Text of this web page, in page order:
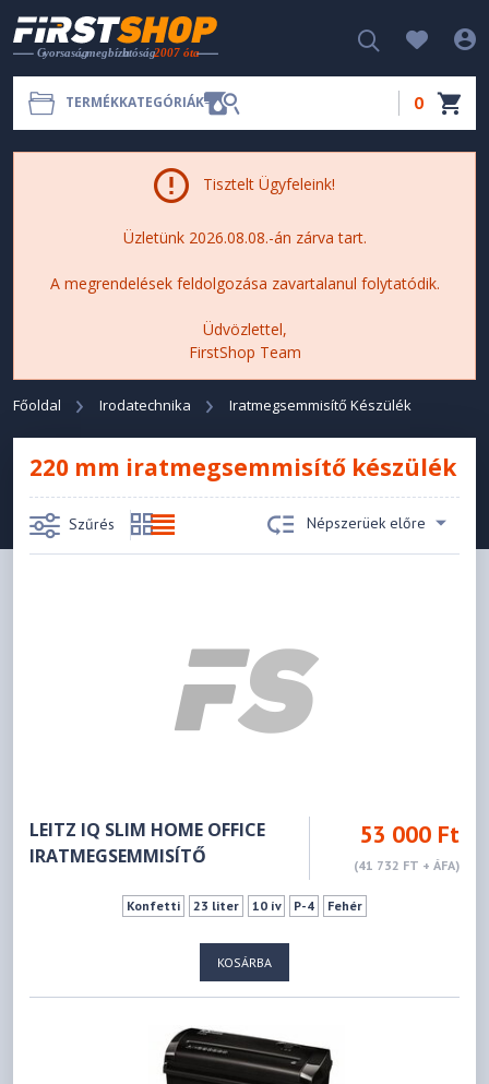
TERMÉKKATEGÓRIÁK 0
Tisztelt Ügyfeleink!
Üzletünk 2026.08.08.-án zárva tart.
A megrendelések feldolgozása zavartalanul folytatódik.
Üdvözlettel,
FirstShop Team
Főoldal Irodatechnika Iratmegsemmisítő Készülék
220 mm iratmegsemmisítő készülék
Szűrés Népszerüek előre
LEITZ IQ SLIM HOME OFFICE
IRATMEGSEMMISÍTŐ
53 000 Ft
(41 732 FT + ÁFA)
Konfetti 23 liter 10 ív P-4 Fehér
KOSÁRBA